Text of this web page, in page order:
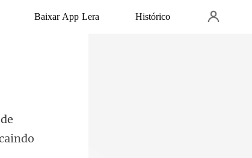
Baixar App Lera Histórico